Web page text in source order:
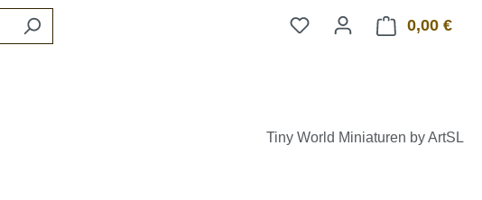
0,00 €
Tiny World Miniaturen by ArtSL